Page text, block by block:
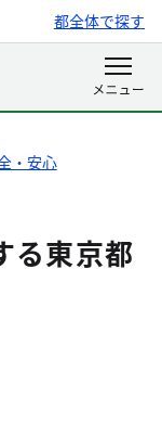
都全体で探す
・安心
る東京都